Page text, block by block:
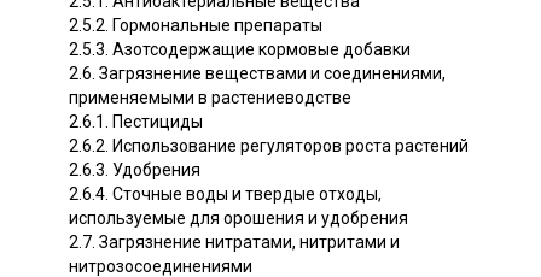
2.5.2. Гормональные препараты
2.5.3. Азотсодержащие кормовые добавки
2.6. Загрязнение веществами и соединениями,
применяемыми в растениеводстве
2.6.1. Пестициды
2.6.2. Использование регуляторов роста растений
2.6.3. Удобрения
2.6.4. Сточные воды и твердые отходы,
используемые для орошения и удобрения
2.7. Загрязнение нитратами, нитритами и
нитрозосоединениями